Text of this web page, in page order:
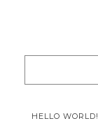
HELLO WORLD!